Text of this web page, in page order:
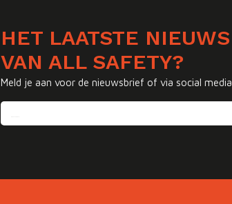
HET LAATSTE NIEUWS
VAN ALL SAFETY?
Meld je aan voor de nieuwsbrief of via social media.